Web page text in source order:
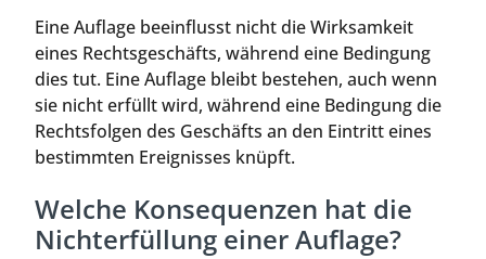
Eine Auflage beeinflusst nicht die Wirksamkeit
eines Rechtsgeschäfts, während eine Bedingung
dies tut. Eine Auflage bleibt bestehen, auch wenn
sie nicht erfüllt wird, während eine Bedingung die
Rechtsfolgen des Geschäfts an den Eintritt eines
bestimmten Ereignisses knüpft.
Welche Konsequenzen hat die
Nichterfüllung einer Auflage?